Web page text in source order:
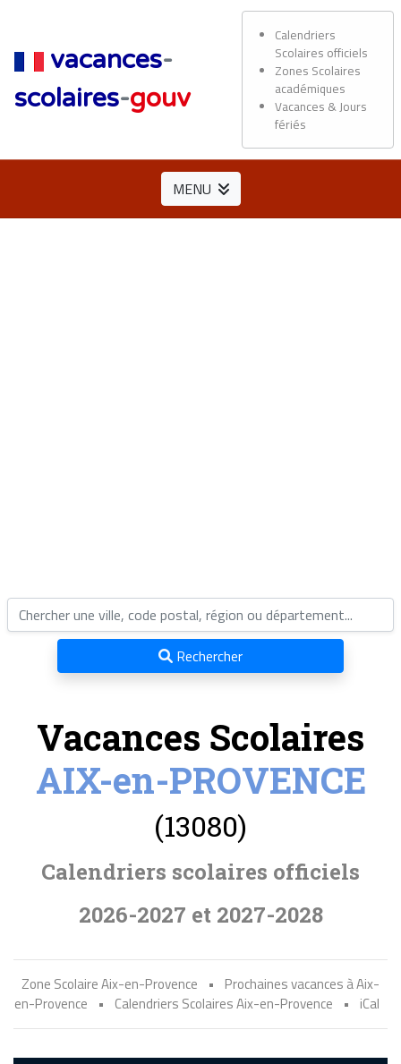
vacances-
scolaires-gouv
Calendriers
Scolaires officiels
Zones Scolaires
académiques
Vacances & Jours
fériés
MENU
Rechercher
Vacances Scolaires
AIX-en-PROVENCE
(13080)
Calendriers scolaires officiels
2026-2027 et 2027-2028
Zone Scolaire Aix-en-Provence •
Prochaines vacances à Aix-
en-Provence
• Calendriers Scolaires Aix-en-Provence • iCal